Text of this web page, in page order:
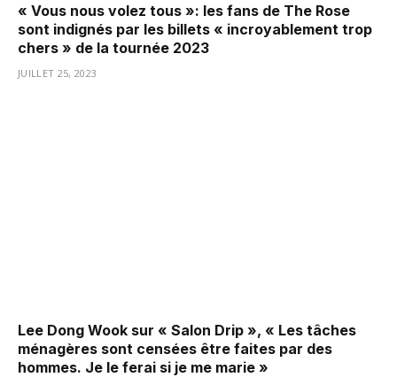
« Vous nous volez tous »: les fans de The Rose
sont indignés par les billets « incroyablement trop
chers » de la tournée 2023
JUILLET 25, 2023
Lee Dong Wook sur « Salon Drip », « Les tâches
ménagères sont censées être faites par des
hommes. Je le ferai si je me marie »